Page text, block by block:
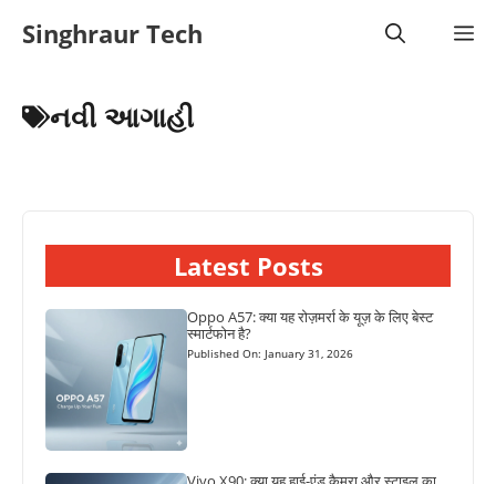
Singhraur Tech
નવી આગાહી
Latest Posts
Oppo A57: क्या यह रोज़मर्रा के यूज़ के लिए बेस्ट
स्मार्टफोन है?
Published On: January 31, 2026